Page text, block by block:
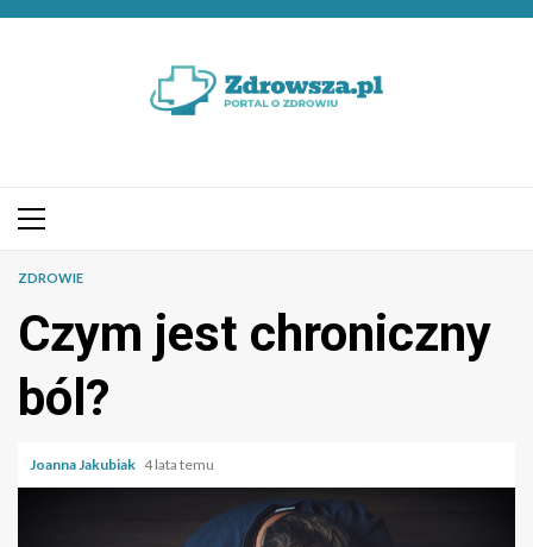
Przejdź
Menu
ZDROWIE
Czym jest chroniczny
ból?
Joanna Jakubiak 4 lata temu